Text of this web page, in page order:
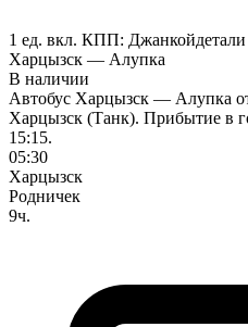
1 ед. вкл. КПП: Джанкойдетали
Харцызск — Алупка
В наличии
Автобус Харцызск — Алупка
Харцызск (Танк). Прибытие в
15:15.
05:30
Харцызск
Родничек
9ч.